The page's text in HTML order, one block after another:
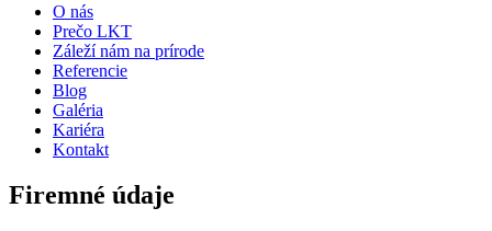
O nás
Prečo LKT
Záleží nám na prírode
Referencie
Blog
Galéria
Kariéra
Kontakt
Firemné údaje